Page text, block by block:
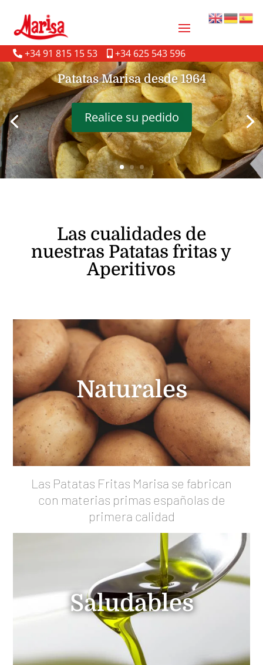
+34 91 815 15 53 +34 625 543 596
Patatas Marisa desde 1964
Realice su pedido
Las cualidades de
nuestras Patatas fritas y
Aperitivos
Naturales
Las Patatas Fritas Marisa se fabrican
con materias primas españolas de
primera calidad
Saludables